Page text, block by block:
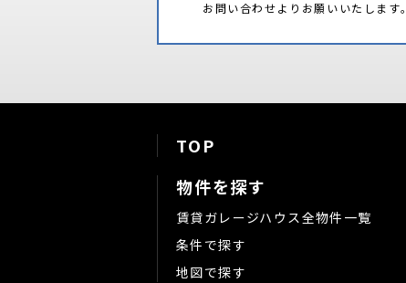
お問い合わせよりお願いいたします。
TOP
物件を探す
賃貸ガレージハウス全物件一覧
条件で探す
地図で探す